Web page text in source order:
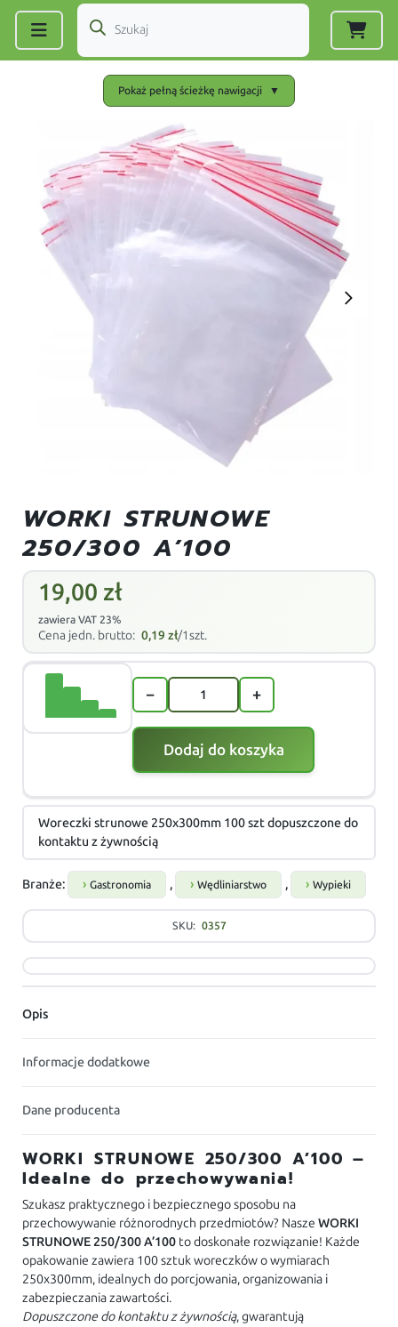
Pokaż pełną ścieżkę nawigacji ▼
WORKI STRUNOWE
250/300 A’100
19,00 zł
zawiera VAT 23%
Cena jedn. brutto: 0,19zł/1szt.
− +
Dodaj do koszyka
Woreczki strunowe 250x300mm 100 szt dopuszczone do
kontaktu z żywnością
Branże: Gastronomia , Wędliniarstwo , Wypieki
SKU: 0357
Opis
Informacje dodatkowe
Dane producenta
WORKI STRUNOWE 250/300 A’100 –
Idealne do przechowywania!
Szukasz praktycznego i bezpiecznego sposobu na
przechowywanie różnorodnych przedmiotów? NaszeWORKI
STRUNOWE 250/300 A’100 to doskonałe rozwiązanie! Każde
opakowanie zawiera 100 sztuk woreczków o wymiarach
250x300mm, idealnych do porcjowania, organizowania i
zabezpieczania zawartości.
Dopuszczone do kontaktu z żywnością, gwarantują